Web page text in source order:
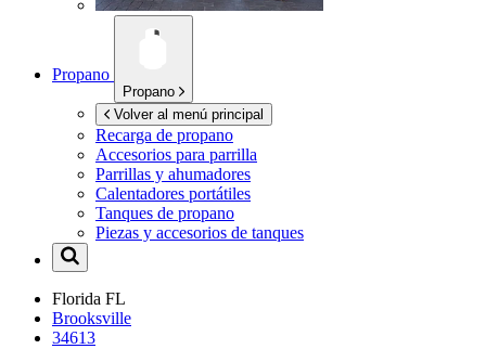
Propano
Propano
Volver al menú principal
Recarga de propano
Accesorios para parrilla
Parrillas y ahumadores
Calentadores portátiles
Tanques de propano
Piezas y accesorios de tanques
Florida FL
Brooksville
34613